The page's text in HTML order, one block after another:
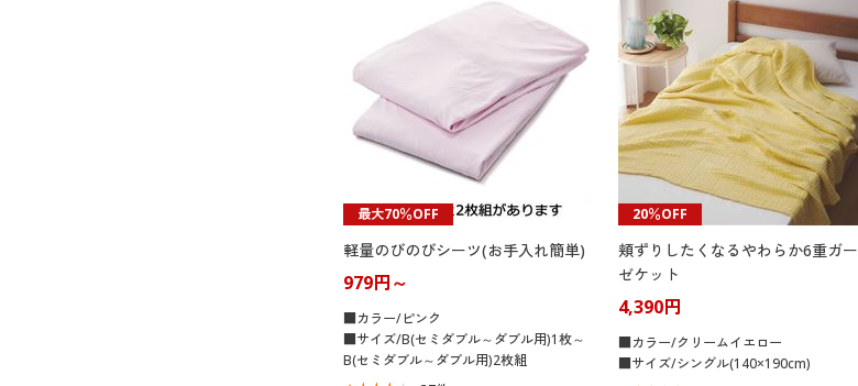
最大70％OFF
軽量のびのびシーツ(お手入れ簡単)
979円～
■カラー/ピンク
■サイズ/B(セミダブル～ダブル用)1枚～
B(セミダブル～ダブル用)2枚組
20％OFF
頬ずりしたくなるやわらか6重ガー
ゼケット
4,390円
■カラー/クリームイエロー
■サイズ/シングル(140×190cm)